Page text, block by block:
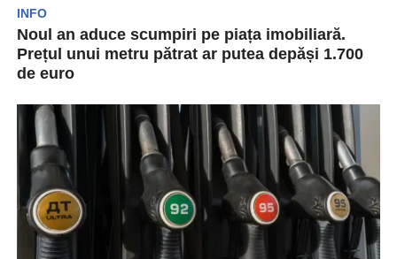
INFO
Noul an aduce scumpiri pe piața imobiliară.
Prețul unui metru pătrat ar putea depăși 1.700
de euro
Pentru acest început de an, specialiștii estimează
că prețul...